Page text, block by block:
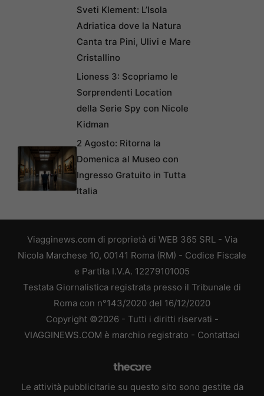
Sveti Klement: L’Isola
Adriatica dove la Natura
Canta tra Pini, Ulivi e Mare
Cristallino
Lioness 3: Scopriamo le
Sorprendenti Location
della Serie Spy con Nicole
Kidman
2 Agosto: Ritorna la
Domenica al Museo con
Ingresso Gratuito in Tutta
Italia
Viagginews.com di proprietà di WEB 365 SRL - Via
Nicola Marchese 10, 00141 Roma (RM) - Codice Fiscale
e Partita I.V.A. 12279101005
Testata Giornalistica registrata presso il Tribunale di
Roma con n°143/2020 del 16/12/2020
Copyright ©2026 - Tutti i diritti riservati -
VIAGGINEWS.COM è marchio registrato - Contattaci
Le attività pubblicitarie su questo sito sono gestite da